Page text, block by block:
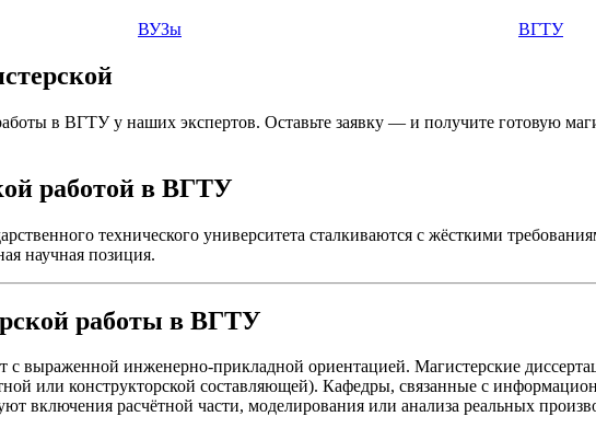
ВУЗы ВГТУ
в ВГТУ у наших экспертов. Оставьте заявку — и получите готовую
работой в ВГТУ
технического университета сталкиваются с жёсткими
научная позиция.
работы в ВГТУ
выраженной инженерно-прикладной ориентацией. Магистерские
или конструкторской составляющей). Кафедры, связанные с
включения расчётной части, моделирования или анализа реальных